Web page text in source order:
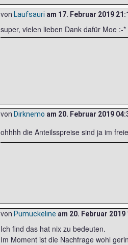
von Laufsauri am 17. Februar 2019
super, vielen lieben Dank dafür Moe :-*
von Dirknemo am 20. Februar 2019
ohhhh die Anteilsspreise sind ja im
von Pumuckeline am 20. Februar 2019
Ich find das hat nix zu bedeuten.
Im Moment ist die Nachfrage wohl